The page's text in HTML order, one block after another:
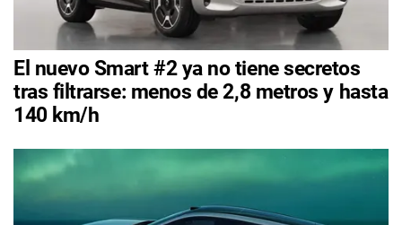
El nuevo Smart #2 ya no tiene secretos
tras filtrarse: menos de 2,8 metros y hasta
140 km/h